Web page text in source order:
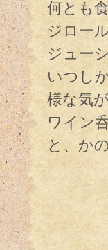
何とも
ジロー
ジュー
いつし
様な気
ワイン
と、か